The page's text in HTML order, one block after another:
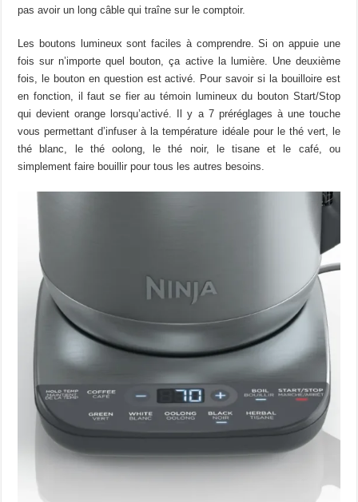
pas avoir un long câble qui traîne sur le comptoir.
Les boutons lumineux sont faciles à comprendre. Si on appuie une
fois sur n’importe quel bouton, ça active la lumière. Une deuxième
fois, le bouton en question est activé. Pour savoir si la bouilloire est
en fonction, il faut se fier au témoin lumineux du bouton Start/Stop
qui devient orange lorsqu’activé. Il y a 7 préréglages à une touche
vous permettant d’infuser à la température idéale pour le thé vert, le
thé blanc, le thé oolong, le thé noir, le tisane et le café, ou
simplement faire bouillir pour tous les autres besoins.